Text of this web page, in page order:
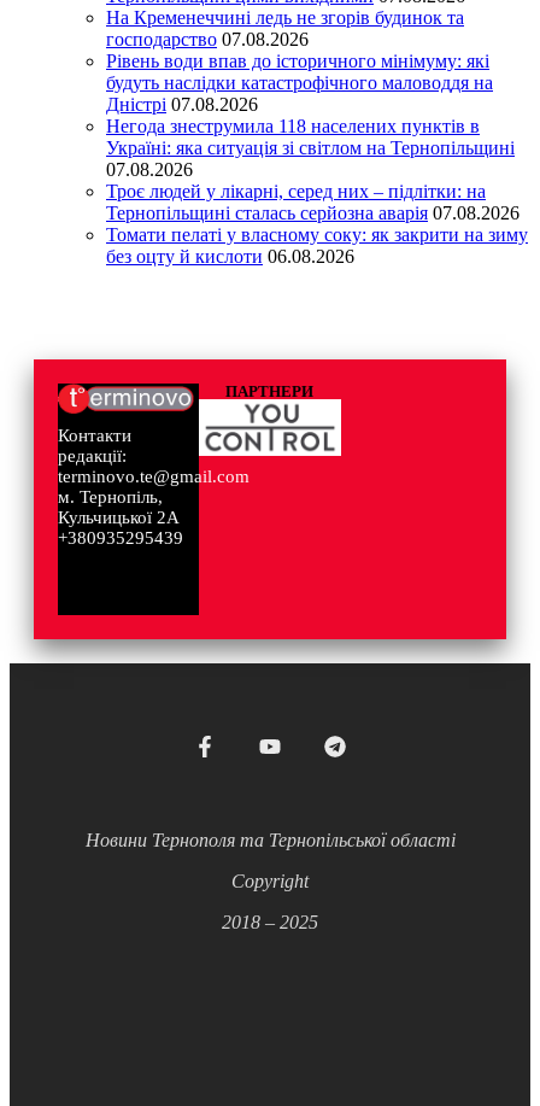
На Кременеччині ледь не згорів будинок та
господарство 07.08.2026
Рівень води впав до історичного мінімуму: які
будуть наслідки катастрофічного маловоддя на
Дністрі 07.08.2026
Негода знеструмила 118 населених пунктів в
Україні: яка ситуація зі світлом на Тернопільщині
07.08.2026
Троє людей у лікарні, серед них – підлітки: на
Тернопільщині сталась серйозна аварія 07.08.2026
Томати пелаті у власному соку: як закрити на зиму
без оцту й кислоти 06.08.2026
Контакти
редакції:
terminovo.te@gmail.com
м. Тернопіль,
Кульчицької 2А
+380935295439
ПАРТНЕРИ
Новини Тернополя та Тернопільської області
Copyright
2018 – 2025